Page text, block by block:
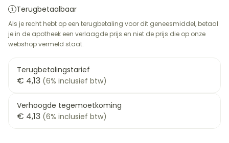
Terugbetaalbaar
Als je recht hebt op een terugbetaling voor dit geneesmiddel, betaal
je in de apotheek een verlaagde prijs en niet de prijs die op onze
webshop vermeld staat.
Terugbetalingstarief
€ 4,13 (6% inclusief btw)
Verhoogde tegemoetkoming
€ 4,13 (6% inclusief btw)